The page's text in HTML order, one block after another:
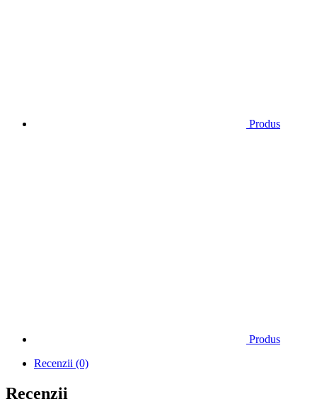
Produs
Produs
Recenzii (0)
Recenzii